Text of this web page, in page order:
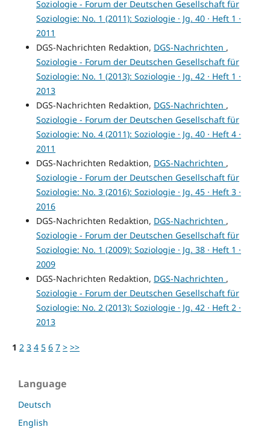
Soziologie - Forum der Deutschen Gesellschaft für
Soziologie: No. 1 (2011): Soziologie · Jg. 40 · Heft 1 ·
2011
DGS-Nachrichten Redaktion, DGS-Nachrichten ,
Soziologie - Forum der Deutschen Gesellschaft für
Soziologie: No. 1 (2013): Soziologie · Jg. 42 · Heft 1 ·
2013
DGS-Nachrichten Redaktion, DGS-Nachrichten ,
Soziologie - Forum der Deutschen Gesellschaft für
Soziologie: No. 4 (2011): Soziologie · Jg. 40 · Heft 4 ·
2011
DGS-Nachrichten Redaktion, DGS-Nachrichten ,
Soziologie - Forum der Deutschen Gesellschaft für
Soziologie: No. 3 (2016): Soziologie · Jg. 45 · Heft 3 ·
2016
DGS-Nachrichten Redaktion, DGS-Nachrichten ,
Soziologie - Forum der Deutschen Gesellschaft für
Soziologie: No. 1 (2009): Soziologie · Jg. 38 · Heft 1 ·
2009
DGS-Nachrichten Redaktion, DGS-Nachrichten ,
Soziologie - Forum der Deutschen Gesellschaft für
Soziologie: No. 2 (2013): Soziologie · Jg. 42 · Heft 2 ·
2013
1 2 3 4 5 6 7 > >>
Language
Deutsch
English